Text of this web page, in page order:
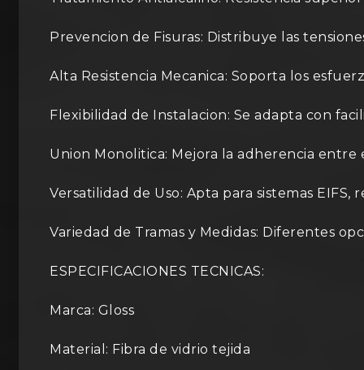
Prevencion de Fisuras: Distribuye las
Alta Resistencia Mecanica: Soporta los
Flexibilidad de Instalacion: Se adapta con
Union Monolitica: Mejora la adherencia
Versatilidad de Uso: Apta para sistemas
Variedad de Tramas y Medidas: Diferentes
ESPECIFICACIONES TECNICAS:
Marca: Gloss
Material: Fibra de vidrio tejida